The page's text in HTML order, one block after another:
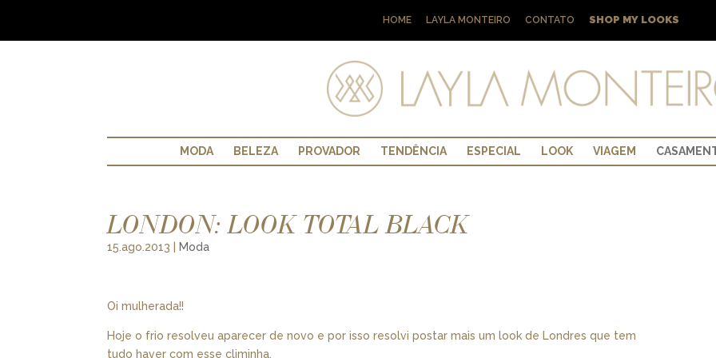
HOME LAYLA MONTEIRO CONTATO SHOP MY LOOKS
MODA BELEZA PROVADOR TENDÊNCIA ESPECIAL LOOK VIAGEM
LONDON: LOOK TOTAL BLACK
15.ago.2013 Moda
Oi mulherada!!
Hoje o frio resolveu aparecer de novo e por isso resolvi postar mais um look de Londres que tem
tudo haver com esse climinha.